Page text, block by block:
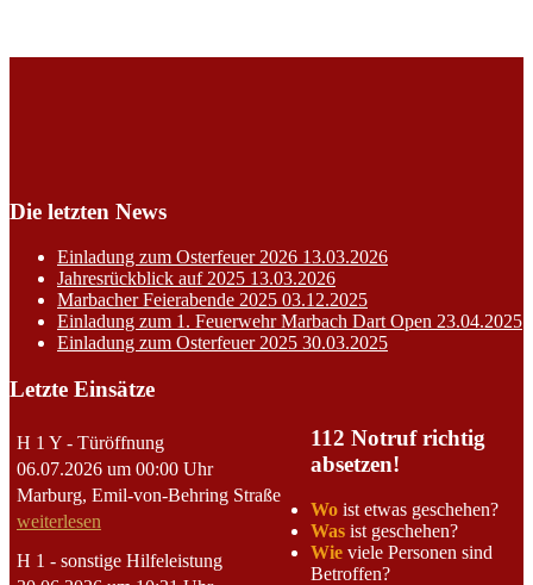
Die letzten News
Einladung zum Osterfeuer 2026 13.03.2026
Jahresrückblick auf 2025 13.03.2026
Marbacher Feierabende 2025 03.12.2025
Einladung zum 1. Feuerwehr Marbach Dart Open 23.04.2025
Einladung zum Osterfeuer 2025 30.03.2025
Letzte Einsätze
H 1 Y - Türöffnung
06.07.2026 um 00:00 Uhr
Marburg, Emil-von-Behring Straße
weiterlesen
H 1 - sonstige Hilfeleistung
112 Notruf richtig
absetzen!
Wo ist etwas geschehen?
Was ist geschehen?
Wie viele Personen sind
Betroffen?